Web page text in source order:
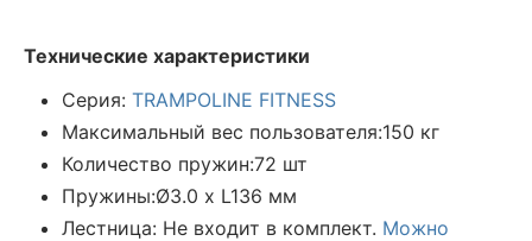
Технические характеристики
Серия: TRAMPOLINE FITNESS
Максимальный вес пользователя:150 кг
Количество пружин:72 шт
Пружины:Ø3.0 х L136 мм
Лестница: Не входит в комплект. Можно